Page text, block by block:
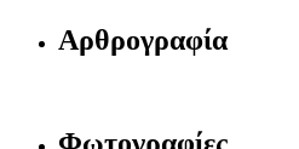
Αρθρογραφία